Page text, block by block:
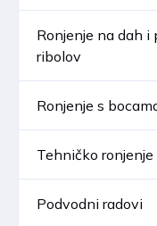
Ronjenje na dah i
ribolov
Ronjenje s
Tehničko ronjenje
Podvodni radovi